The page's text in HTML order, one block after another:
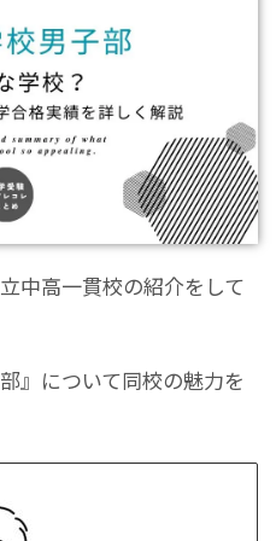
中高一貫校の紹介をして
』について同校の魅力を